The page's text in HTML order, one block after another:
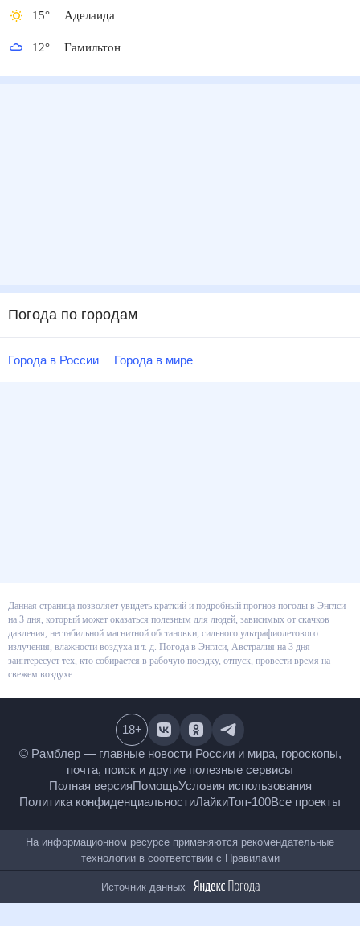
15° Аделаида
12° Гамильтон
Погода по городам
Города в России Города в мире
Данная страница позволяет увидеть краткий и подробный прогноз
погоды в Энглси на 3 дня, который может оказаться полезным для
людей, зависимых от скачков давления, нестабильной магнитной
обстановки, сильного ультрафиолетового излучения, влажности воздуха
и т. д. Погода в Энглси, Австралия на 3 дня заинтересует тех, кто
собирается в рабочую поездку, отпуск, провести время на свежем
© Рамблер — главные новости России и мира,
гороскопы, почта, поиск и другие полезные сервисы
Полная версияПомощьУсловия использования
Все проекты
18+
На информационном ресурсе применяются
рекомендательные технологии в соответствии с